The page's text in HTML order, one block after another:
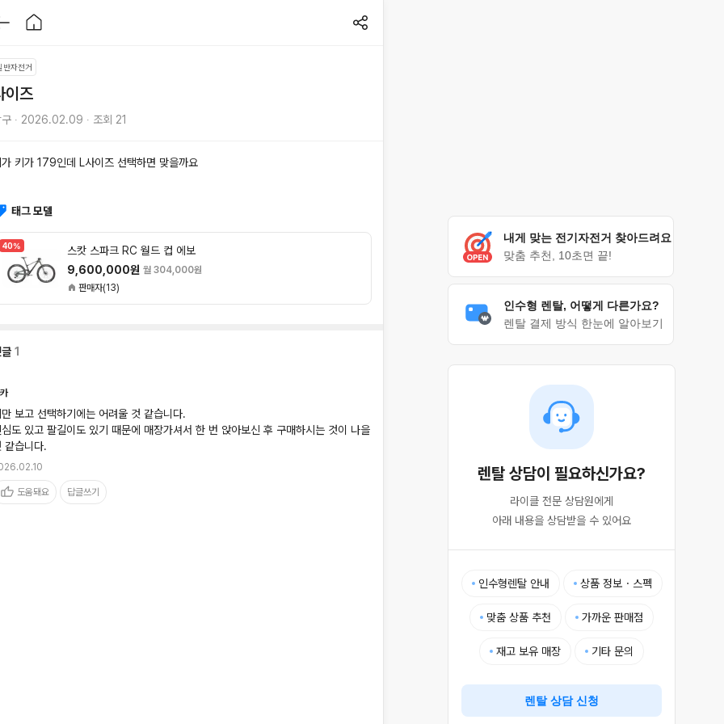
반자전거
이즈
구 ∙ 2026.02.09 ∙ 조회 21
키가 179인데 L사이즈 선택하면 맞을까요
태그 모델
스캇 스파크 RC 월드 컵 에보
9,600,000원 월 304,000원
판매자(13)
40%
1
보고 선택하기에는 어려울 것 같습니다.
도 있고 팔길이도 있기 때문에 매장가셔서 한 번 앉아보신 후 구매하시는 것이 나을
같습니다.
도움돼요 답글쓰기
내게 맞는 전기자전거 찾아드려요
맞춤 추천, 10초면 끝!
인수형 렌탈, 어떻게 다른가요?
렌탈 결제 방식 한눈에 알아보기
렌탈 상담이 필요하신가요?
라이클 전문 상담원에게
아래 내용을 상담받을 수 있어요
인수형렌탈 안내 상품 정보・스펙
맞춤 상품 추천 가까운 판매점
재고 보유 매장 기타 문의
렌탈 상담 신청